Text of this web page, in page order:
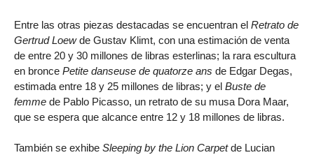
Entre las otras piezas destacadas se encuentran el Retrato de
Gertrud Loewde Gustav Klimt, con una estimación de venta
de entre 20 y 30 millones de libras esterlinas; la rara escultura
en bronce Petite danseuse de quatorze ans de Edgar Degas,
estimada entre 18 y 25 millones de libras; y el Buste de
femme de Pablo Picasso, un retrato de su musa Dora Maar,
que se espera que alcance entre 12 y 18 millones de libras.
También se exhibe Sleeping by the Lion Carpetde Lucian